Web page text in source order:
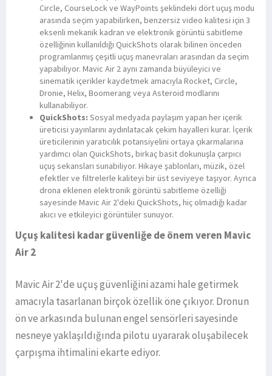
Circle, CourseLock ve WayPoints şeklindeki dört uçuş modu
arasında seçim yapabilirken, benzersiz video kalitesi için 3
eksenli mekanik kadran ve elektronik görüntü sabitleme
özelliğinin kullanıldığı QuickShots olarak bilinen önceden
programlanmış çeşitli uçuş manevraları arasından da seçim
yapabiliyor. Mavic Air 2 aynı zamanda büyüleyici ve
sinematik içerikler kaydetmek amacıyla Rocket, Circle,
Dronie, Helix, Boomerang veya Asteroid modlarını
kullanabiliyor.
QuickShots: Sosyal medyada paylaşım yapan her içerik
üreticisi yayınlarını aydınlatacak çekim hayalleri kurar. İçerik
üreticilerinin yaratıcılık potansiyelini ortaya çıkarmalarına
yardımcı olan QuickShots, birkaç basit dokunuşla çarpıcı
uçuş sekansları sunabiliyor. Hikaye şablonları, müzik, özel
efektler ve filtrelerle kaliteyi bir üst seviyeye taşıyor. Ayrıca
drona eklenen elektronik görüntü sabitleme özelliği
sayesinde Mavic Air 2'deki QuickShots, hiç olmadığı kadar
akıcı ve etkileyici görüntüler sunuyor.
Uçuş kalitesi kadar güvenliğe de önem veren Mavic
Air 2
Mavic Air 2'de uçuş güvenliğini azami hale getirmek
amacıyla tasarlanan birçok özellik öne çıkıyor. Dronun
ön ve arkasında bulunan engel sensörleri sayesinde
nesneye yaklaşıldığında pilotu uyararak oluşabilecek
çarpışma ihtimalini ekarte ediyor.